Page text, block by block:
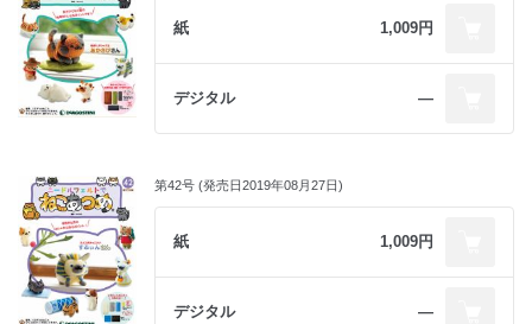
紙 1,009円
デジタル ―
第42号 (発売日2019年08月27日)
紙 1,009円
デジタル ―